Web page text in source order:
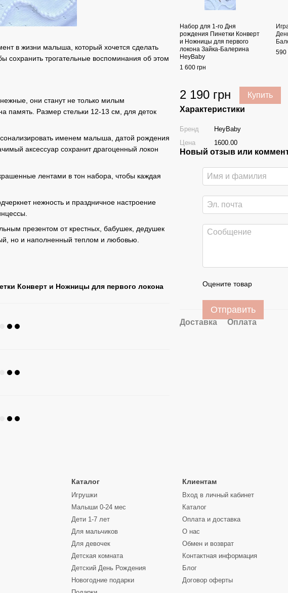
в жизни малыша, который хочется сделать
сохранить трогательные воспоминания об этом
они станут не только милым
память. Размер стельки 12-13 см, для деток
именем малыша, датой рождения
аксессуар сохранит драгоценный локон
лентами в тон набора, чтобы каждая
нежность и праздничное настроение
презентом от крестных, бабушек, дедушек
но и наполненный теплом и любовью.
Конверт и Ножницы для первого локона
Набор для 1-го Дня
рождения Пинетки Конверт
и Ножницы для первого
локона Зайка-Балерина
HeyBaby
1 600 грн
590
2 190 грн Купить
Характеристики
Бренд
HeyBaby
Цена
1600.00
Новый отзыв или
Оцените товар
Отправить
Доставка Оплата
Каталог
Игрушки
Малыши 0-24 мес
Дети 1-7 лет
Для мальчиков
Для девочек
Детская комната
Детский День Рождения
Новогодние подарки
Клиентам
Вход в личный кабинет
Каталог
Оплата и доставка
О нас
Обмен и возврат
Контактная информация
Блог
Договор оферты